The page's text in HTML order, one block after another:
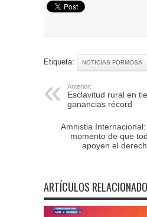
Etiqueta: NOTICIAS FORMOSA
Anterior:
Esclavitud rural en
ganancias récord
Amnistia
momento de que
apoyen el
ARTÍCULOS